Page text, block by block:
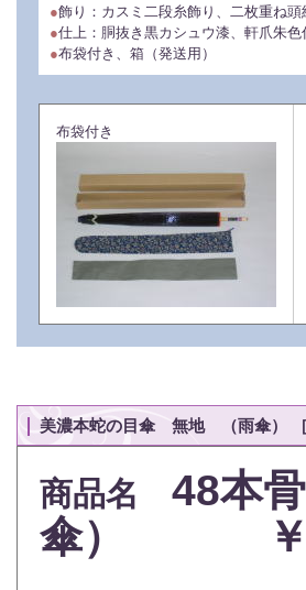
●飾り：カスミ二段糸飾り、二枚重ね頭
●仕上：胴抜き黒カシュウ漆、軒爪朱色
●布袋付き、箱（発送用）
布袋付き
美濃本蛇の目傘 無地 （雨傘）
商品名 48本骨
傘）